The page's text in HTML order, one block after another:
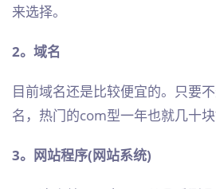
来选择。
2。域名
目前域名还是比较便宜的。只要
名，热门的com型一年也就几十块
3。网站程序(网站系统)